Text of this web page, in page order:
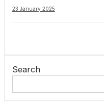
23 January 2025
Search